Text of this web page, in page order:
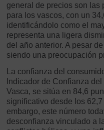
general de precios son las
para los vascos, con un
identificándolo como el
representa una ligera
del año anterior. A pesar
siendo una preocupación
La confianza del
Indicador de Confianza
Vasca, se sitúa en 84,6
significativo desde los
embargo, este número
desconfianza vinculado a